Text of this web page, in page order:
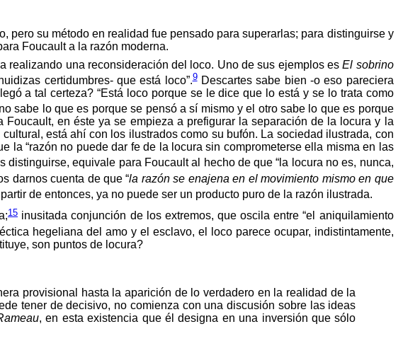
pero su método en realidad fue pensado para superarlas; para distinguirse y
Foucault a la razón moderna.
realizando una reconsideración del loco. Uno de sus ejemplos esEl sobrino
certidumbres- que está loco”.9Descartes sabe bien -o eso pareciera
a tal certeza? “Está loco porque se le dice que lo está y se lo trata como
sabe lo que es porque se pensó a sí mismo y el otro sabe lo que es porque
en éste ya se empieza a prefigurar la separación de la locura y la
está ahí con los ilustrados como su bufón. La sociedad ilustrada, con
la “razón no puede dar fe de la locura sin comprometerse ella misma en las
distinguirse, equivale para Foucault al hecho de que “la locura no es, nunca,
darnos cuenta de que “la razón se enajena en el movimiento mismo en que
de entonces, ya no puede ser un producto puro de la razón ilustrada.
15 inusitada conjunción de los extremos, que oscila entre “el aniquilamiento
hegeliana del amo y el esclavo, el loco parece ocupar, indistintamente,
son puntos de locura?
provisional hasta la aparición de lo verdadero en la realidad de la
tener de decisivo, no comienza con una discusión sobre las ideas
, en esta existencia que él designa en una inversión que sólo